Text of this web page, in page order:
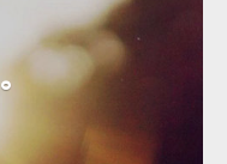
°